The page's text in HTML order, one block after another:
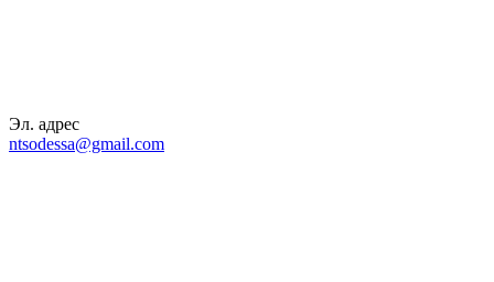
Эл. адрес
ntsodessa@gmail.com